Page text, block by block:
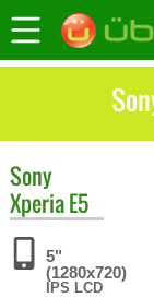
Sony
Xperia E5
5"
(1280x720)
IPS LCD